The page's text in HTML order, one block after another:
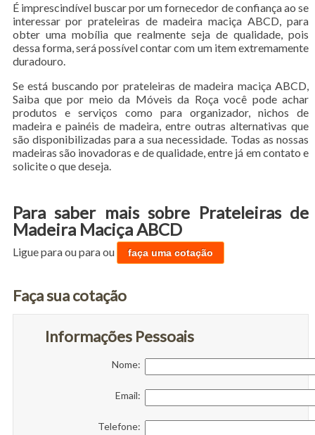
É imprescindível buscar por um fornecedor de confiança ao se
interessar por prateleiras de madeira maciça ABCD, para
obter uma mobília que realmente seja de qualidade, pois
dessa forma, será possível contar com um item extremamente
duradouro.
Se está buscando por prateleiras de madeira maciça ABCD,
Saiba que por meio da Móveis da Roça você pode achar
produtos e serviços como para organizador, nichos de
madeira e painéis de madeira, entre outras alternativas que
são disponibilizadas para a sua necessidade. Todas as nossas
madeiras são inovadoras e de qualidade, entre já em contato e
solicite o que deseja.
Para saber mais sobre Prateleiras de
Madeira Maciça ABCD
Ligue paraou paraou faça uma cotação
Faça sua cotação
Informações Pessoais
Nome:
Email:
Telefone: